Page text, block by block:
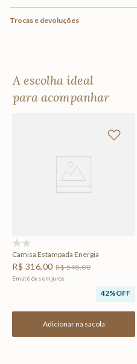
Trocas e devoluções
A escolha ideal
para acompanhar
Camisa Estampada Energia
R$ 316,00 R$548,00
Em até 6x sem juros
42%OFF
Adicionar na sacola